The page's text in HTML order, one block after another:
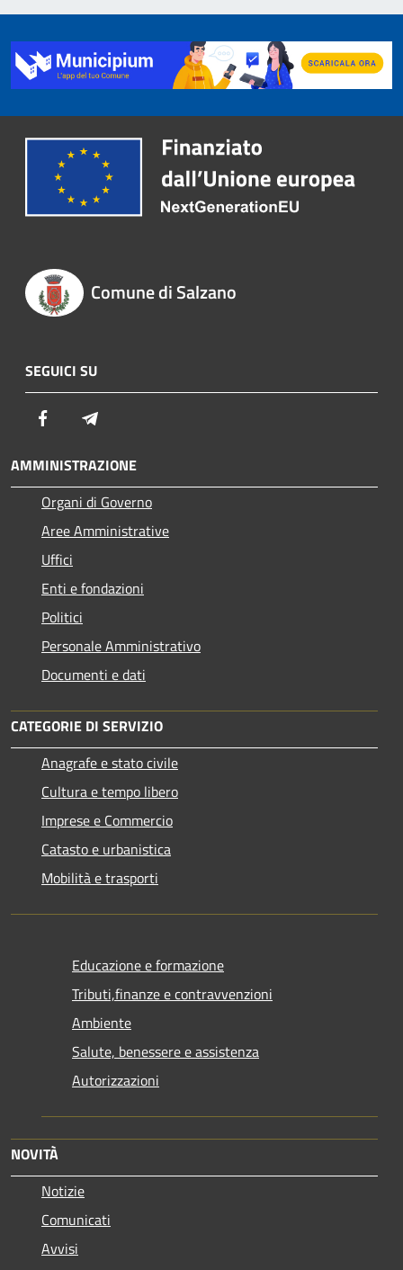
Comune di Salzano
SEGUICI SU
Facebook
AMMINISTRAZIONE
Organi di Governo
Aree Amministrative
Uffici
Enti e fondazioni
Politici
Personale Amministrativo
Documenti e dati
CATEGORIE DI SERVIZIO
Anagrafe e stato civile
Cultura e tempo libero
Imprese e Commercio
Catasto e urbanistica
Mobilità e trasporti
Educazione e formazione
Tributi,finanze e contravvenzioni
Ambiente
Salute, benessere e assistenza
Autorizzazioni
NOVITÀ
Notizie
Comunicati
Avvisi